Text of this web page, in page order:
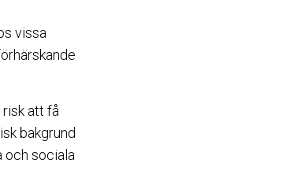
vissa
att få
bakgrund
och sociala